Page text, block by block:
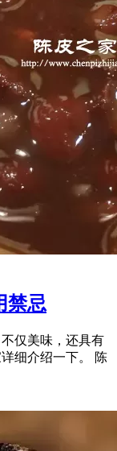
禁忌
仅美味，还具有
细介绍一下。 陈